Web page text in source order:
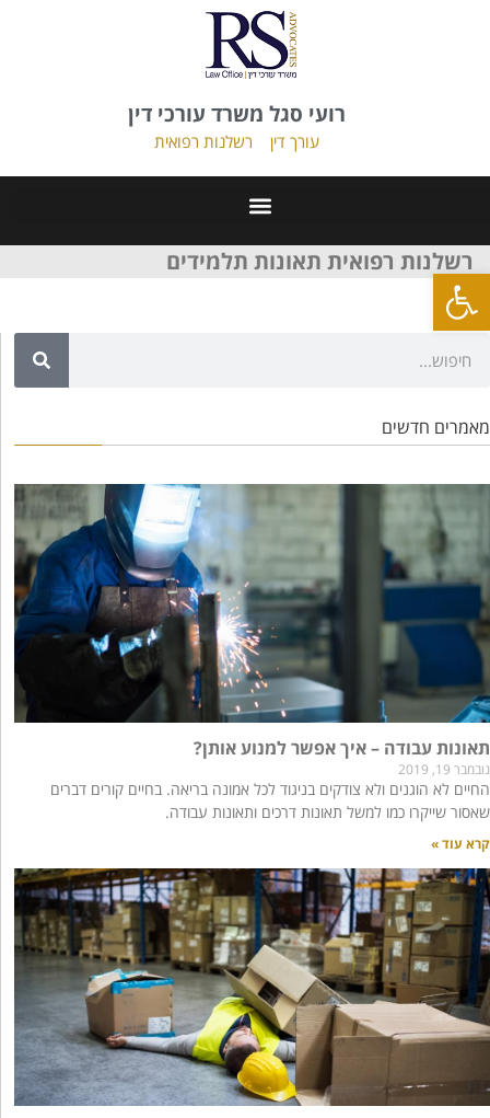
פתח סרגל נגישות
רועי סגל משרד עורכי דין
עורך דין רשלנות רפואית
רשלנות רפואית תאונות תלמידים
מאמרים חדשים
תאונות עבודה – איך אפשר למנוע אותן?
נובמבר 19, 2019
החיים לא הוגנים ולא צודקים בניגוד לכל אמונה בריאה. בחיים קורים דברים
שאסור שייקרו כמו למשל תאונות דרכים ותאונות עבודה.
קרא עוד »